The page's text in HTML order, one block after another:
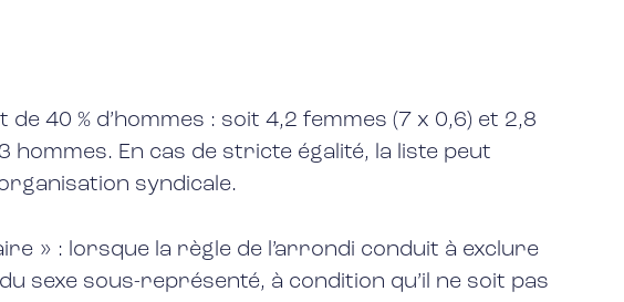
40 % d’hommes : soit 4,2 femmes (7 x 0,6) et 2,8
hommes. En cas de stricte égalité, la liste peut
syndicale.
» : lorsque la règle de l’arrondi conduit à exclure
sexe sous-représenté, à condition qu’il ne soit pas